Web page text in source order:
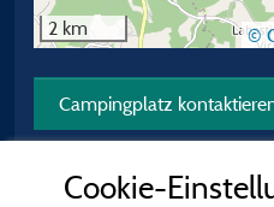
2 km ©
Campingplatz
Cookie-